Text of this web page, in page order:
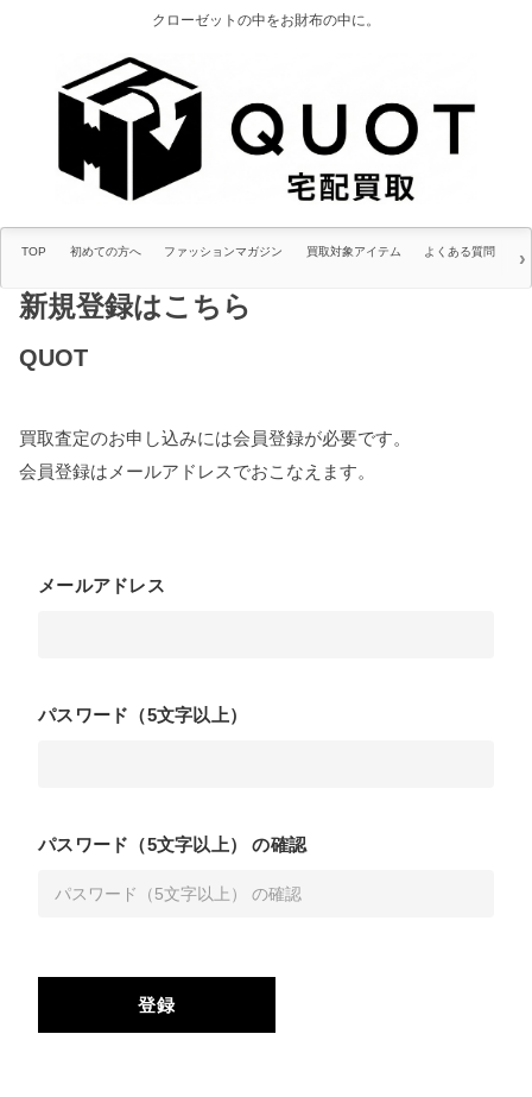
クローゼットの中をお財布の中に。
TOP 初めての方へ ファッションマガジン 買取対象アイテム よくある質問
QUOT
買取査定のお申し込みには会員登録が必要です。
会員登録はメールアドレスでおこなえます。
メールアドレス
パスワード（5文字以上）
パスワード（5文字以上） の確認